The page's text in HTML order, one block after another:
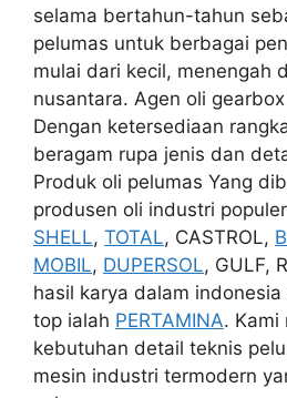
selama bertahun-tahun
pelumas untuk berbagai
mulai dari kecil, menengah
nusantara. Agen oli
Dengan ketersediaan
beragam rupa jenis dan
Produk oli pelumas Yang
produsen oli industri
SHELL, TOTAL, CASTROL,
MOBIL, DUPERSOL, GULF,
hasil karya dalam
top ialah PERTAMINA. Kami
kebutuhan detail teknis
mesin industri termodern